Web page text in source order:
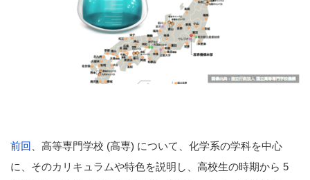
前回 、高等専門学校 (高専) について、化学系の学科を中心
に、そのカリキュラムや特色を説明し、高校生の時期から 5